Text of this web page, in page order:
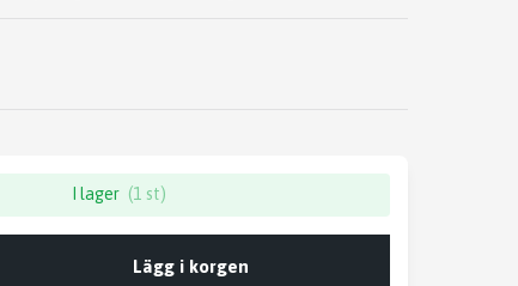
I lager (1 st)
Lägg i korgen